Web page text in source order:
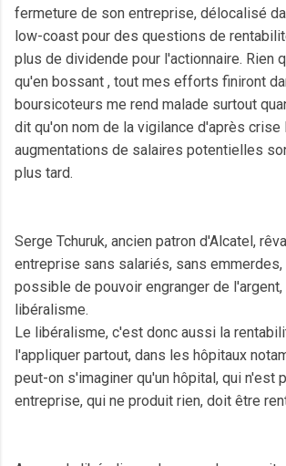
fermeture de son entreprise, délocalisé
low-coast pour des questions de
plus de dividende pour l'actionnaire. Rien
qu'en bossant , tout mes efforts finiront
boursicoteurs me rend malade surtout
dit qu'on nom de la vigilance d'après crise
augmentations de salaires potentielles
plus tard.
Serge Tchuruk, ancien patron d'Alcatel,
entreprise sans salariés, sans
possible de pouvoir engranger de
libéralisme.
Le libéralisme, c'est donc aussi la
l'appliquer partout, dans les hôpitaux
peut-on s'imaginer qu'un hôpital, qui n'est
entreprise, qui ne produit rien, doit être